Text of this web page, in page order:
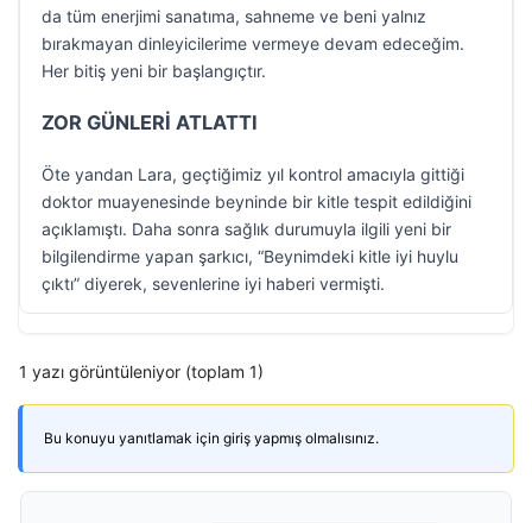
da tüm enerjimi sanatıma, sahneme ve beni yalnız
bırakmayan dinleyicilerime vermeye devam edeceğim.
Her bitiş yeni bir başlangıçtır.
ZOR GÜNLERİ ATLATTI
Öte yandan Lara, geçtiğimiz yıl kontrol amacıyla gittiği
doktor muayenesinde beyninde bir kitle tespit edildiğini
açıklamıştı. Daha sonra sağlık durumuyla ilgili yeni bir
bilgilendirme yapan şarkıcı, “Beynimdeki kitle iyi huylu
çıktı” diyerek, sevenlerine iyi haberi vermişti.
1 yazı görüntüleniyor (toplam 1)
Bu konuyu yanıtlamak için giriş yapmış olmalısınız.